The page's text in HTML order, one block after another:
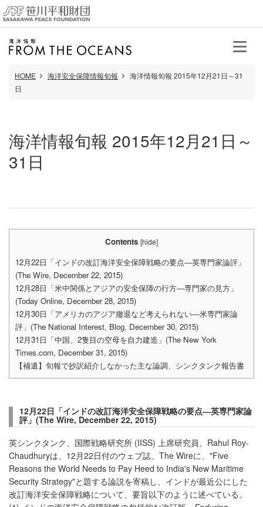
HOME 海洋安全保障情報旬報
海洋情報旬報 2015年12月21日～31
日
海洋情報旬報 2015年12月21日～
31日
Contents [hide]
12月22日「インドの改訂海洋安全保障戦略の要点―英専門家論評」
(The Wire, December 22, 2015)
12月28日「米中関係とアジアの安全保障の行方―専門家の見方」
(Today Online, December 28, 2015)
12月30日「アメリカのアジア撤退など考えられない―米専門家論
評」(The National Interest, Blog, December 30, 2015)
12月31日「中国、2隻目の空母を自力建造」(The New York
Times.com, December 31, 2015)
【補遺】旬報で抄訳紹介しなかった主な論調、シンクタンク報告書
12月22日「インドの改訂海洋安全保障戦略の要点―英専門家論
評」(The Wire, December 22, 2015)
英シンクタンク、国際戦略研究所 (IISS) 上席研究員、Rahul Roy-
Chaudhuryは、12月22日付のウェブ誌、The Wireに、"Five
Reasons the World Needs to Pay Heed to India's New Maritime
Security Strategy"と題する論説を寄稿し、インドが最近公にした
改訂海洋安全保障戦略について、要旨以下のように述べている。